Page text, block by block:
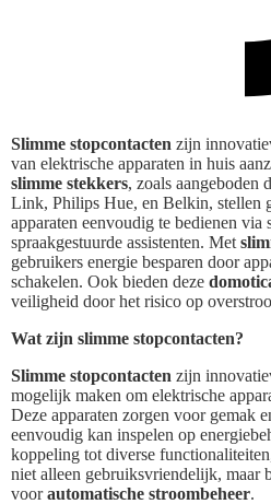
Slimme stopcontacten zijn
van elektrische apparaten in huis
slimme stekkers, zoals aangeboden
Link, Philips Hue, en Belkin, stellen
apparaten eenvoudig te bedienen via
spraakgestuurde assistenten. Met
gebruikers energie besparen door
schakelen. Ook bieden deze
veiligheid door het risico op
Wat zijn slimme stopcontacten?
Slimme stopcontacten zijn
mogelijk maken om elektrische
Deze apparaten zorgen voor gemak
eenvoudig kan inspelen op
koppeling tot diverse
niet alleen gebruiksvriendelijk, maar
voorautomatische stroombeheer.